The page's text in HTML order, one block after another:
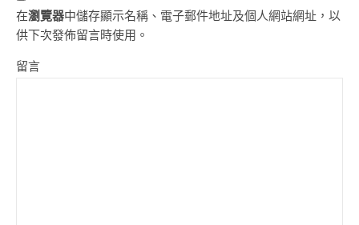
在瀏覽器中儲存顯示名稱、電子郵件地址及個人網站網址，以
供下次發佈留言時使用。
留言